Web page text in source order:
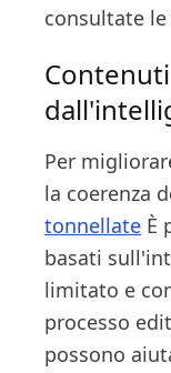
consultate
Per
la coerenza
tonnellate È
basati
limitato e
processo
possono